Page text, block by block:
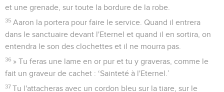
et une grenade, sur toute la bordure de la robe.
35 Aaron la portera pour faire le service. Quand il entrera
dans le sanctuaire devant l'Eternel et quand il en sortira, on
entendra le son des clochettes et il ne mourra pas.
36 » Tu feras une lame en or pur et tu y graveras, comme le
fait un graveur de cachet : ‘Sainteté à l'Eternel.’
37 Tu l'attacheras avec un cordon bleu sur la tiare, sur le